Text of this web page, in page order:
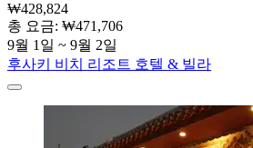
₩428,824
총 요금: ₩471,706
9월 1일 ~ 9월 2일
후사키 비치 리조트 호텔 & 빌라